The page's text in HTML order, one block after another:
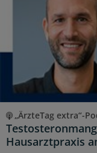
„ÄrzteTag extra“-
Hausarztpraxis